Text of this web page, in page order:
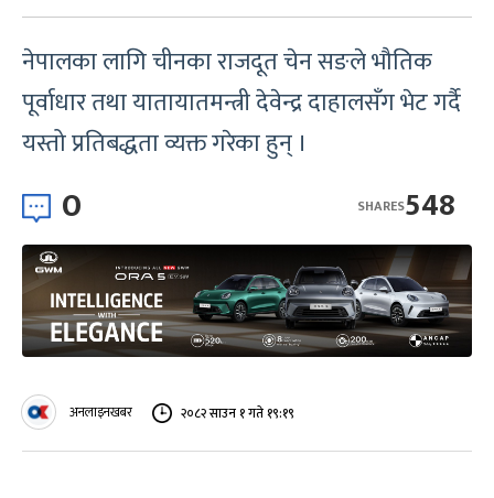
नेपालका लागि चीनका राजदूत चेन सङले भौतिक
पूर्वाधार तथा यातायातमन्त्री देवेन्द्र दाहालसँग भेट गर्दै
यस्तो प्रतिबद्धता व्यक्त गरेका हुन् ।
0 548
SHARES
अनलाइनखबर २०८२ साउन १ गते १९:१९